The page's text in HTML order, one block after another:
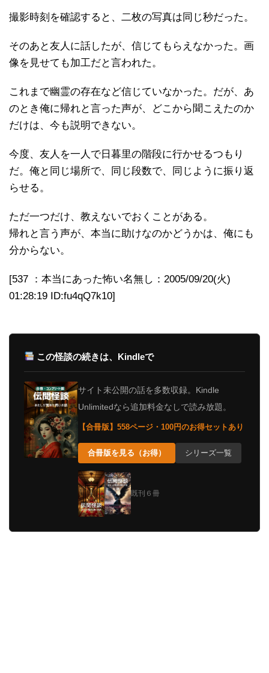
撮影時刻を確認すると、二枚の写真は同じ秒だった。
そのあと友人に話したが、信じてもらえなかった。画
像を見せても加工だと言われた。
これまで幽霊の存在など信じていなかった。だが、あ
のとき俺に帰れと言った声が、どこから聞こえたのか
だけは、今も説明できない。
今度、友人を一人で日暮里の階段に行かせるつもり
だ。俺と同じ場所で、同じ段数で、同じように振り返
らせる。
ただ一つだけ、教えないでおくことがある。
帰れと言う声が、本当に助けなのかどうかは、俺にも
分からない。
[537 ：本当にあった怖い名無し：2005/09/20(火)
01:28:19 ID:fu4qQ7k10]
この怪談の続きは、Kindleで
サイト未公開の話を多数収録。Kindle
Unlimitedなら追加料金なしで読み放題。
【合冊版】558ページ・100円のお得セットあり
合冊版を見る（お得） シリーズ一覧
既刊６冊